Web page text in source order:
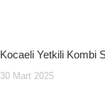
Kocaeli Yetkili Kombi
30 Mart 2025